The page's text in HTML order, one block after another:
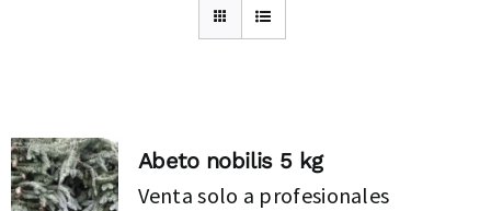
Abeto nobilis 5 kg
Venta solo a profesionales